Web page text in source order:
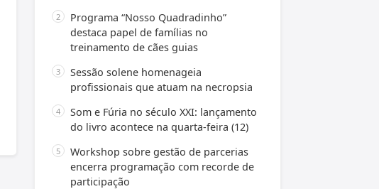
Programa “Nosso Quadradinho”
destaca papel de famílias no
treinamento de cães guias
Sessão solene homenageia
profissionais que atuam na necropsia
Som e Fúria no século XXI: lançamento
do livro acontece na quarta-feira (12)
Workshop sobre gestão de parcerias
encerra programação com recorde de
participação